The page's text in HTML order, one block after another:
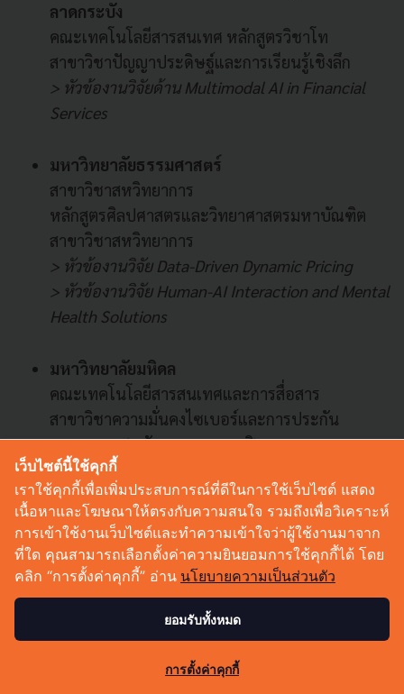
ลาดกระบัง
คณะเทคโนโลยีสารสนเทศ หลักสูตรวิชาโท
สาขาวิชาปัญญาประดิษฐ์และการเรียนรู้เชิงลึก
> หัวข้องานวิจัยด้าน Multimodal AI in Financial
Services
มหาวิทยาลัยธรรมศาสตร์
สาขาวิชาสหวิทยาการ
หลักสูตรศิลปศาสตรและวิทยาศาสตรมหาบัณฑิต
สาขาวิชาสหวิทยาการ
> หัวข้องานวิจัย Data-Driven Dynamic Pricing
> หัวข้องานวิจัย Human-AI Interaction and Mental
Health Solutions
มหาวิทยาลัยมหิดล
คณะเทคโนโลยีสารสนเทศและการสื่อสาร
สาขาวิชาความมั่นคงไซเบอร์และการประกัน
สารสนเทศ (หลักสูตรนานาชาติ)
> หัวข้องานวิจัย Data Leakage in Financial
Institutions Cyber Threat Intelligence
> หัวข้องานวิจัย AI in Cybersecurity Innovation
Technology
> หัวข้องานวิจัย Cybersecurity Governance
> หัวข้องานวิจัย AI-Driven Detection of Insider
Threats in Financial Institutions
> หัวข้องานวิจัย AI-Based Risk Assessment for
เว็บไซต์นี้ใช้คุกกี้
เราใช้คุกกี้เพื่อเพิ่มประสบการณ์ที่ดีในการใช้เว็บไซต์ แสดง
เนื้อหาและโฆษณาให้ตรงกับความสนใจ รวมถึงเพื่อวิเคราะห์
การเข้าใช้งานเว็บไซต์และทำความเข้าใจว่าผู้ใช้งานมาจาก
ที่ใด คุณสามารถเลือกตั้งค่าความยินยอมการใช้คุกกี้ได้ โดย
คลิก “การตั้งค่าคุกกี้” อ่าน นโยบายความเป็นส่วนตัว
ยอมรับทั้งหมด
การตั้งค่าคุกกี้